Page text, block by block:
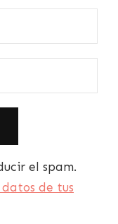
el spam.
de tus